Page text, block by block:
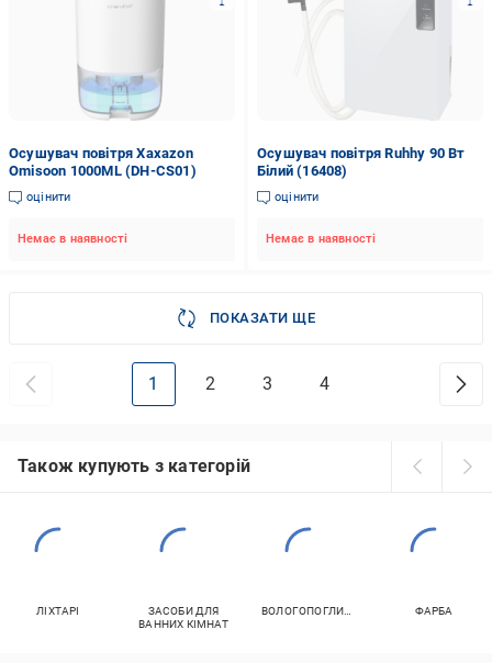
Осушувач повітря Xaxazon
Omisoon 1000ML (DH-CS01)
оцінити
Немає в наявності
Осушувач повітря Ruhhy 90 Вт
Білий (16408)
оцінити
Немає в наявності
ПОКАЗАТИ ЩЕ
1 2 3 4
Також купують з категорій
ЛІХТАРІ
ЗАСОБИ ДЛЯ
ВАННИХ КІМНАТ
ФАРБА